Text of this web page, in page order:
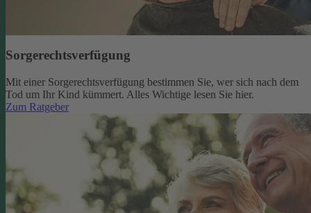
Sorgerechtsverfügung
Mit einer Sorgerechtsverfügung bestimmen Sie, wer sich nach dem
Tod um Ihr Kind kümmert. Alles Wichtige lesen Sie hier.
Zum Ratgeber